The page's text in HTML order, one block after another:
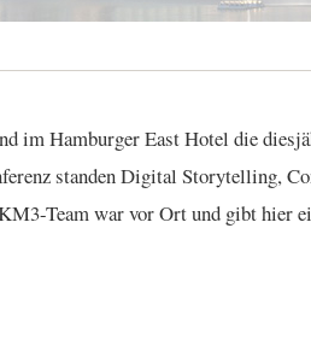
im Hamburger East Hotel die
standen Digital Storytelling,
Team war vor Ort und gibt hier